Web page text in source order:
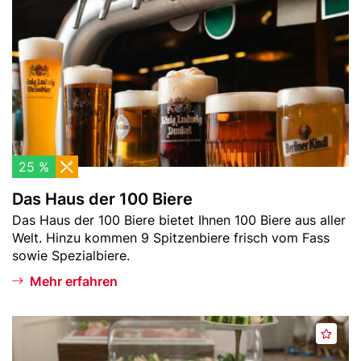
e
r
C
u
r
r
y
w
u
r
s
t
u
s
d
e
r
1
0
B
i
e
r
e
r
25 %
Das Haus der 100 Biere
Teaser
-
Text
Das Haus der 100 Biere bietet Ihnen 100 Biere aus aller
Welt. Hinzu kommen 9 Spitzenbiere frisch vom Fass
sowie Spezialbiere.
Mehr erfahren
Header
M